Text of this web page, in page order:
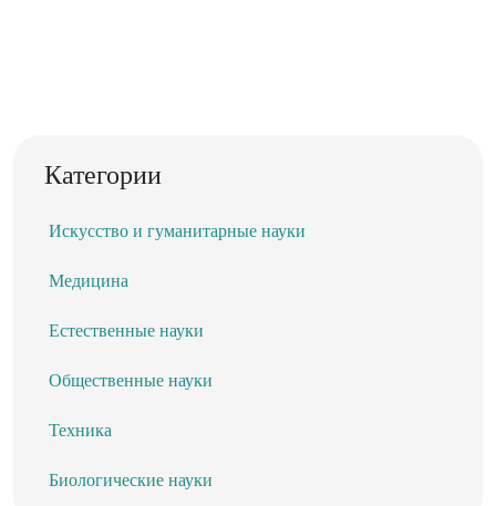
Категории
Искусство и гуманитарные науки
Медицина
Естественные науки
Общественные науки
Техника
Биологические науки